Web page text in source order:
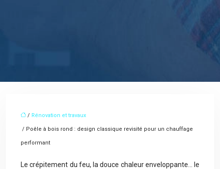
/ Rénovation et travaux
/ Poêle à bois rond : design classique revisité pour un chauffage
performant
Le crépitement du feu, la douce chaleur enveloppante… le